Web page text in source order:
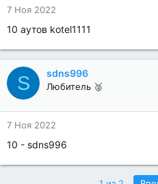
7 Ноя 2022
10 аутов kotel1111
S sdns996
Любитель 🥈
7 Ноя 2022
10 - sdns996